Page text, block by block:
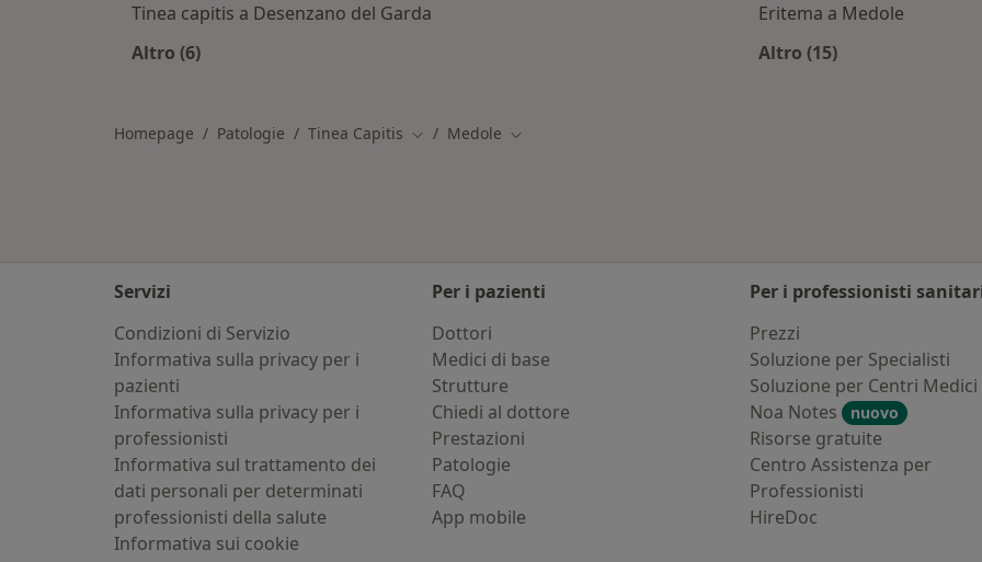
Tinea capitis a Desenzano del Garda
Altro (6)
Eritema a Medole
Altro (15)
Homepage Patologie Tinea Capitis Cambia città
Medole Cambia città
Servizi
Condizioni di Servizio
Informativa sulla privacy per i
pazienti
Informativa sulla privacy per i
professionisti
Informativa sul trattamento dei
dati personali per determinati
professionisti della salute
Informativa sui cookie
Per i pazienti
Dottori
Medici di base
Strutture
Chiedi al dottore
Prestazioni
Patologie
FAQ
App mobile
Per i professionisti
Prezzi
Soluzione per Specialisti
Soluzione per Centri Medici
Noa Notes
nuovo
Risorse gratuite
Centro Assistenza per
Professionisti
HireDoc